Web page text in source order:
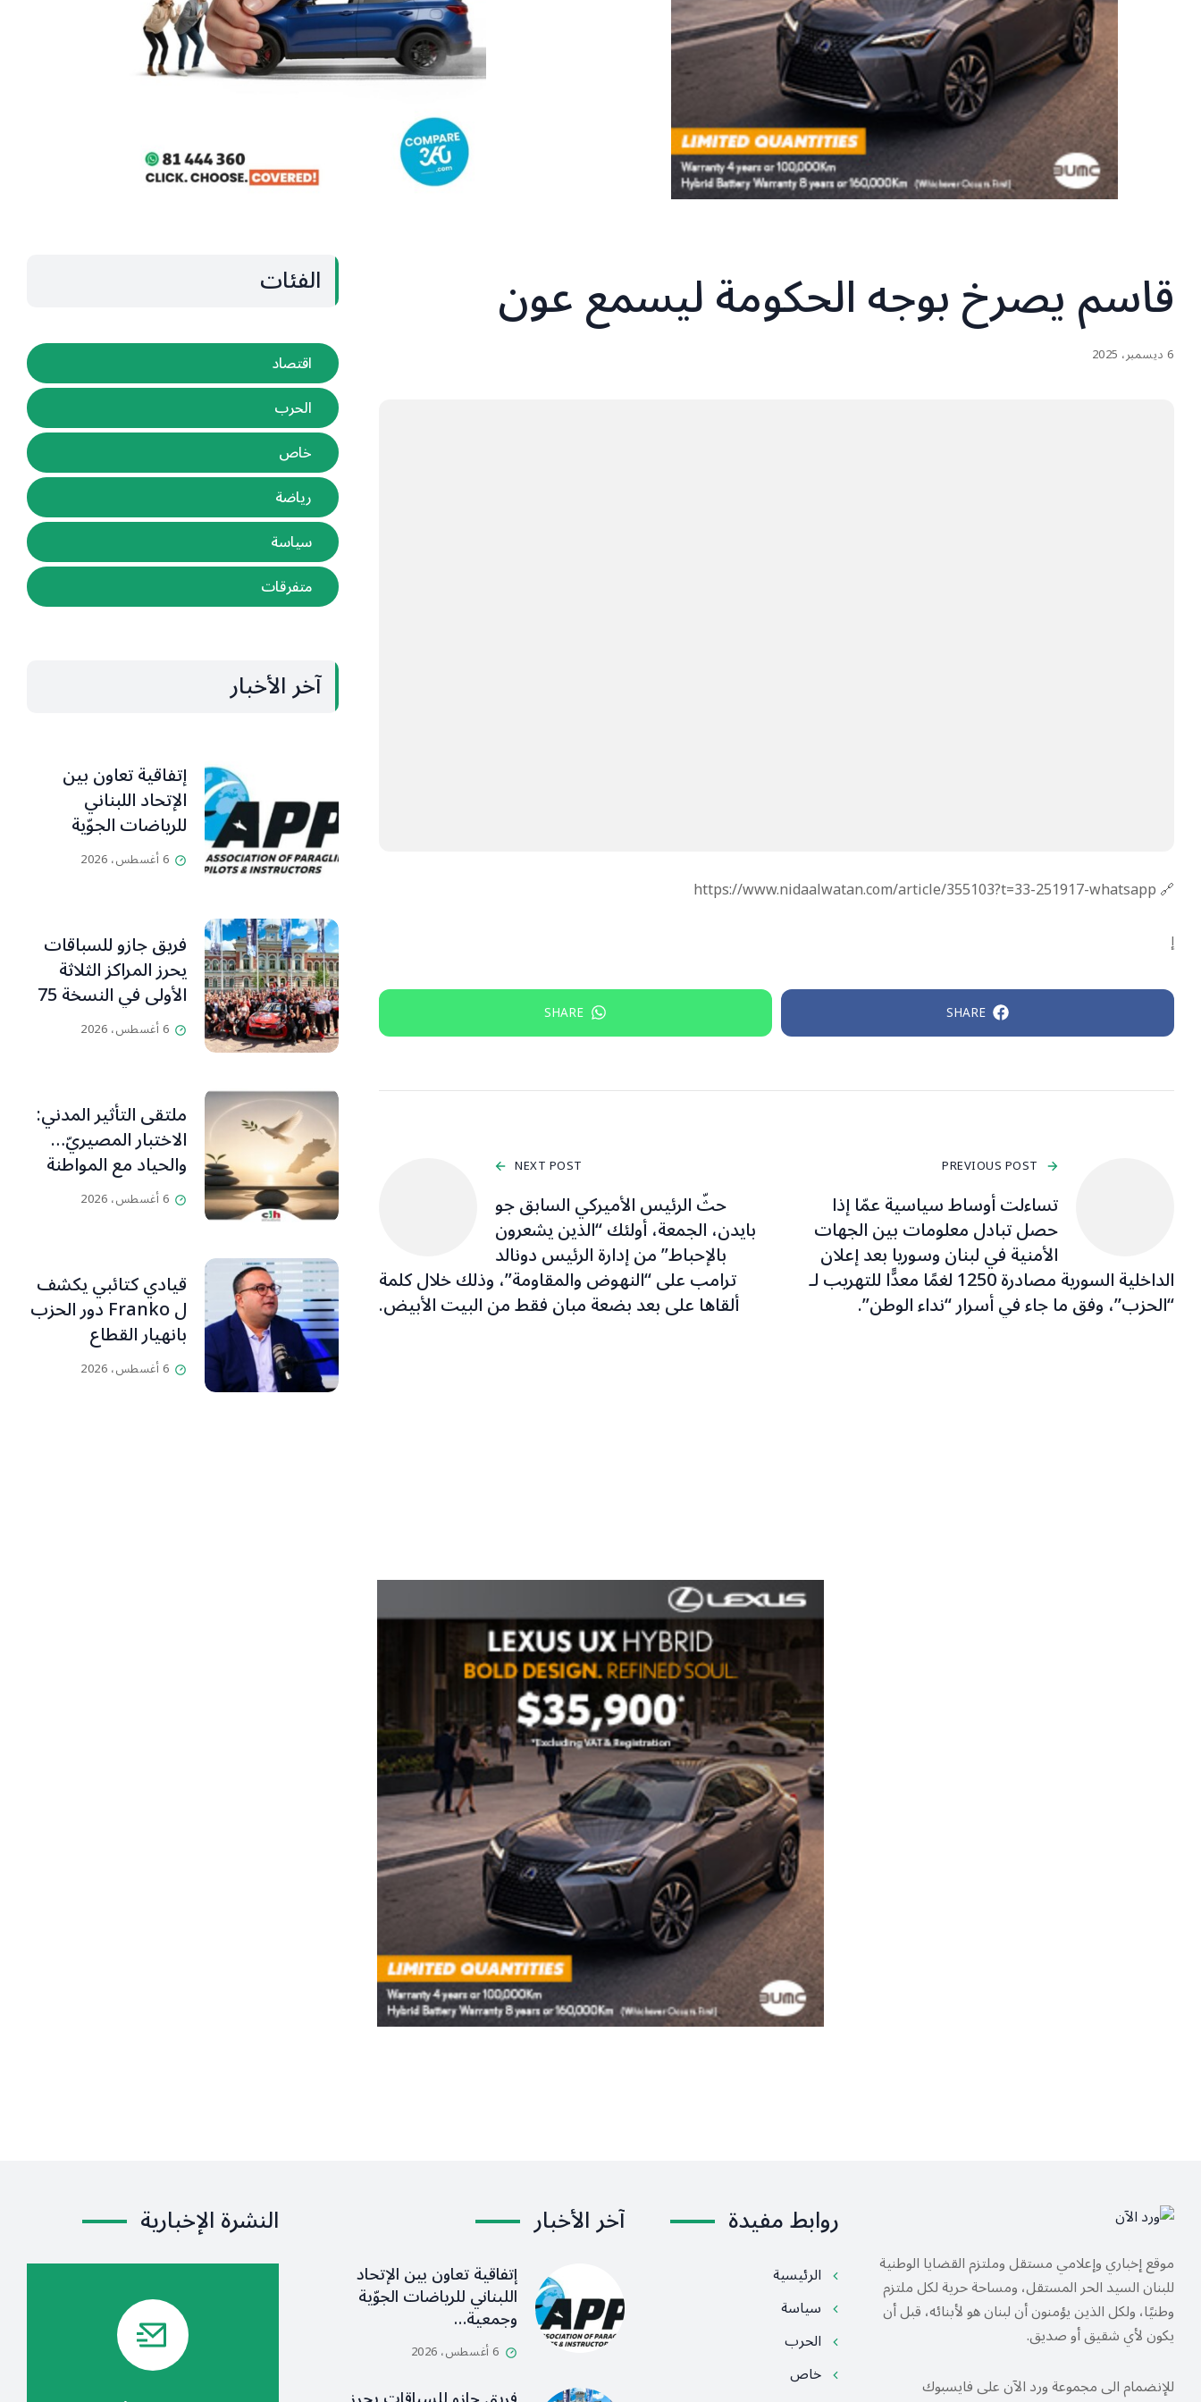
قاسم يصرخ بوجه الحكومة ليسمع عون
6 ديسمبر، 2025
🔗 https://www.nidaalwatan.com/article/355103?t=33-251917-whatsapp
إ
SHARE
SHARE
PREVIOUS POST
تساءلت أوساط سياسية عمّا إذا
حصل تبادل معلومات بين الجهات
الأمنية في لبنان وسوريا بعد إعلان
الداخلية السورية مصادرة 1250 لغمًا معدًّا للتهريب لـ
“الحزب”، وفق ما جاء في أسرار “نداء الوطن”.
NEXT POST
حثّ الرئيس الأميركي السابق جو
بايدن، الجمعة، أولئك “الذين يشعرون
بالإحباط” من إدارة الرئيس دونالد
ترامب على “النهوض والمقاومة”، وذلك خلال كلمة
ألقاها على بعد بضعة مبان فقط من البيت الأبيض.
الفئات
اقتصاد
الحرب
خاص
رياضة
سياسة
متفرقات
آخر الأخبار
إتفاقية تعاون بين
الإتحاد اللبناني
للرياضات الجوّية
وجمعية طيّاري
ومدرّبي الطيران
6 أغسطس، 2026
فريق جازو للسباقات
يحرز المراكز الثلاثة
الأولى في النسخة 75
من رالي فنلندا
6 أغسطس، 2026
ملتقى التأثير المدني:
الاختبار المصيريّ…
والحياد مع المواطنة
بوصلة
6 أغسطس، 2026
قيادي كتائبي يكشف
ل Franko دور الحزب
بانهيار القطاع
المصرفي
6 أغسطس، 2026
موقع إخباري وإعلامي مستقل وملتزم القضايا الوطنية
للبنان السيد الحر المستقل، ومساحة حرية لكل ملتزم
وطنيًا، ولكل الذين يؤمنون أن لبنان هو لأبنائه، قبل أن
يكون لأي شقيق أو صديق.
للإنضمام الى مجموعة ورد الآن على فايسبوك
روابط مفيدة
الرئيسية
سياسة
الحرب
خاص
آخر الأخبار
إتفاقية تعاون بين الإتحاد
اللبناني للرياضات الجوّية
وجمعية…
6 أغسطس، 2026
النشرة الإخبارية